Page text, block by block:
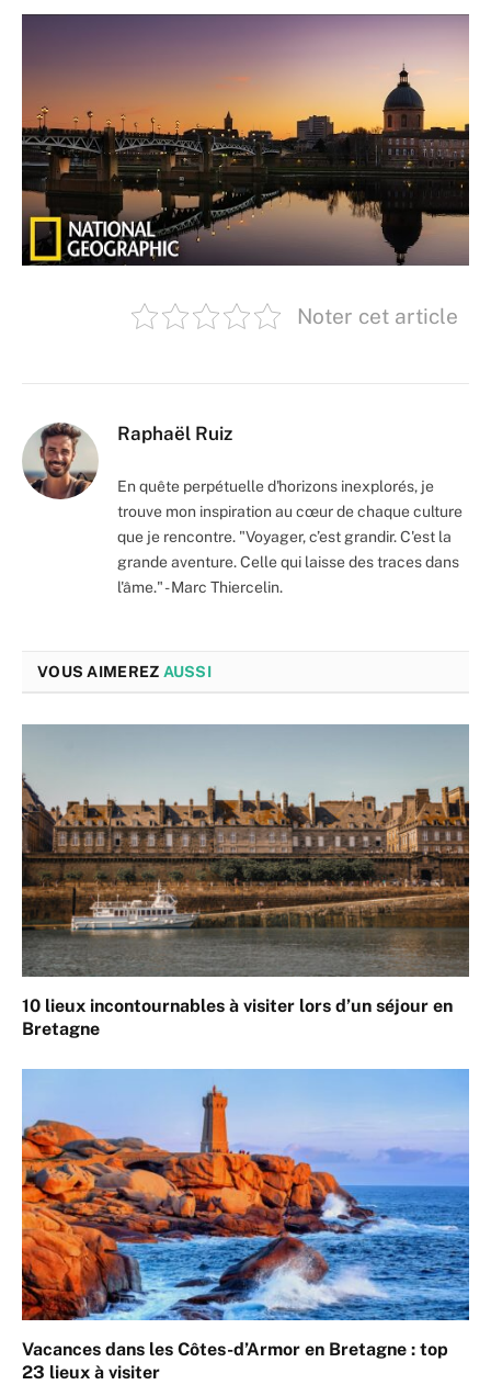
Noter cet article
Raphaël Ruiz
En quête perpétuelle d'horizons inexplorés, je
trouve mon inspiration au cœur de chaque culture
que je rencontre. "Voyager, c’est grandir. C'est la
grande aventure. Celle qui laisse des traces dans
l'âme." - Marc Thiercelin.
VOUS AIMEREZ AUSSI
10 lieux incontournables à visiter lors d’un séjour en
Bretagne
Vacances dans les Côtes-d’Armor en Bretagne : top
23 lieux à visiter